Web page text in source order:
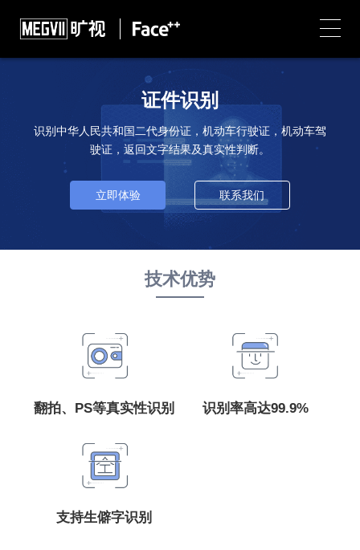
证件识别
识别中华人民共和国二代身份证，机动车行驶证，机动车驾
驶证，返回文字结果及真实性判断。
立即体验 联系我们
技术优势
翻拍、PS等真实性识别 识别率高达99.9%
支持生僻字识别